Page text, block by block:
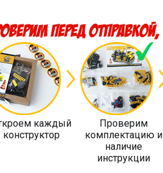
каждый
конструктор
Проверим
комплектацию и
наличие
инструкции